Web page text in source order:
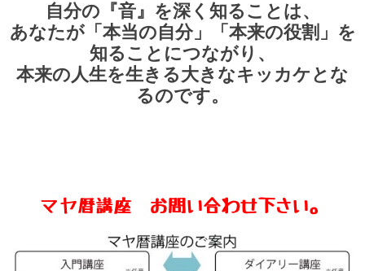
自分の『音』を深く知ることは、
あなたが「本当の自分」「本来の役割」を
知ることにつながり、
本来の人生を生きる大きなキッカケとな
るのです。
マヤ暦講座 お問い合わせ下さい。